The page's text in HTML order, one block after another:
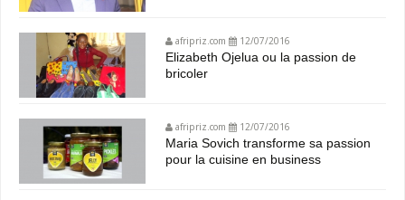
afripriz.com 12/07/2016
Elizabeth Ojelua ou la passion de
bricoler
afripriz.com 12/07/2016
Maria Sovich transforme sa passion
pour la cuisine en business